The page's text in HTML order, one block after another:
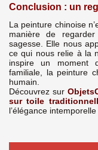
Conclusion : un
La peinture chinoise
manière de
sagesse. Elle nous
ce qui nous relie à la
inspire un moment
familiale, la peinture
humain.
Découvrez sur
sur toile
l’élégance